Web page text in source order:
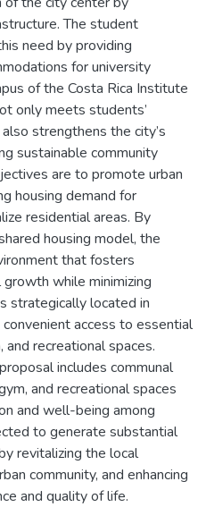
The student
need by providing
for university
of the Costa Rica Institute
only meets students’
strengthens the city’s
sustainable community
are to promote urban
housing demand for
residential areas. By
housing model, the
that fosters
growth while minimizing
strategically located in
access to essential
recreational spaces.
includes communal
and recreational spaces
and well-being among
to generate substantial
revitalizing the local
community, and enhancing
and quality of life.